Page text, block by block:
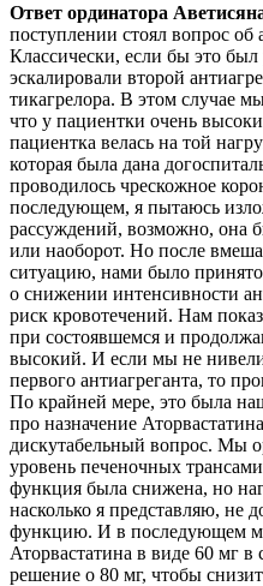
Ответ ординатора
поступлении стоял вопрос об
Классически, если бы это
эскалировали второй
тикагрелора. В этом случае
что у пациентки очень
пациентка велась на той
которая была дана
проводилось чрескожное
последующем, я пытаюсь
рассуждений, возможно, она
или наоборот. Но после
ситуацию, нами было
о снижении интенсивности
риск кровотечений. Нам
при состоявшемся и
высокий. И если мы не
первого антиагреганта, то
По крайней мере, это была
про назначение
дискутабельный вопрос. Мы
уровень печеночных
функция была снижена, но
насколько я представляю, не
функцию. И в последующем
Аторвастатина в виде 60 мг в
решение о 80 мг, чтобы